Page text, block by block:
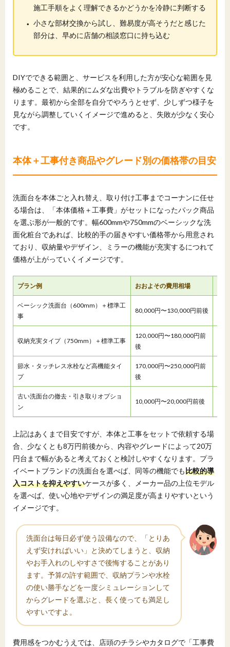
施工手順をよく理解できるかどうかを冷静に判断する
・ 小さな部材交換から試し、難易度が高そうだと感じた
部分は、早めに店舗の相談窓口に持ち込む
DIYでできる範囲と、サービスを利用した方が安心な範囲を見
極めることで、結果的にムダな出費やトラブルを防ぎやすくな
ります。最初から全部を自分でやろうとせず、少しずつ様子を
見ながら調整していくイメージで進めると、失敗が少なく安心
です。
本体＋工事付き商品やグレード別の価格帯の目安
洗面台を本体ごと入れ替え、取り付け工事までコーナンに任せ
る場合は、「本体価格＋工事費」がセットになったパック商品
を選ぶ形が一般的です。幅600mmや750mmのベーシックな洗
面化粧台であれば、比較的手の届きやすい価格帯から用意され
ており、収納量やデザイン、ミラーの機能が充実するにつれて
価格が上がっていくイメージです。
プラン例 おおよその費用相場
ベーシック洗面台（600mm）＋標準工
事
80,000円〜130,000円前後
収納充実タイプ（750mm）＋標準工事
120,000円〜180,000円前
後
節水・タッチレス水栓など高機能タイ
プ
170,000円〜250,000円前
後
古い洗面台の撤去・引き取りオプショ
ン
10,000円〜20,000円前後
上記はあくまで目安ですが、本体と工事をセットで依頼する場
合、少なくとも8万円前後から、内容やグレードによって20万
円台まで幅があると考えておくと検討しやすくなります。プラ
イベートブランドの洗面台を選べば、同等の機能でも比較的導
入コストを抑えやすいケースが多く、メーカー品の上位モデル
を選べば、使い心地やデザインの満足度が高まりやすいという
イメージです。
洗面台は毎日必ず使う設備なので、「とりあ
えず安ければいい」と決めてしまうと、収納
やお手入れのしやすさで後悔することがあり
ます。予算の許す範囲で、収納プランや水栓
の使い勝手などを一度シミュレーションして
からグレードを選ぶと、長く使っても満足し
やすいですよ。
費用感をつかむうえでは、店頭のチラシやカタログで「工事費